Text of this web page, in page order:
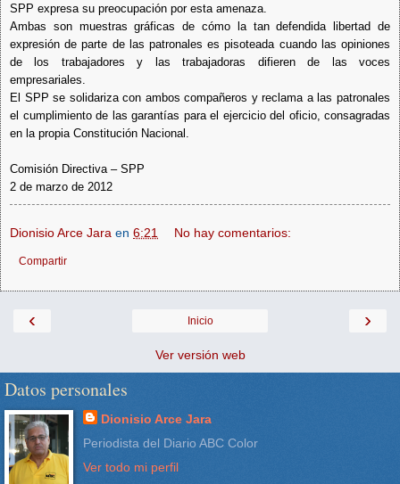
SPP expresa su preocupación por esta amenaza.
Ambas son muestras gráficas de cómo la tan defendida libertad de
expresión de parte de las patronales es pisoteada cuando las opiniones
de los trabajadores y las trabajadoras difieren de las voces
empresariales.
El SPP se solidariza con ambos compañeros y reclama a las patronales
el cumplimiento de las garantías para el ejercicio del oficio, consagradas
en la propia Constitución Nacional.
Comisión Directiva – SPP
2 de marzo de 2012
Dionisio Arce Jara en 6:21 No hay comentarios:
Compartir
‹ ›
Inicio
Ver versión web
Datos personales
Dionisio Arce Jara
Periodista del Diario ABC Color
Ver todo mi perfil